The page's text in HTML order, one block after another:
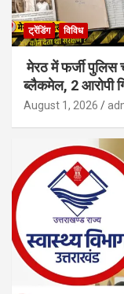
ट्रेंडिंग विविध
मेरठ में फर्जी पुलिस
ब्लैकमेल, 2 आरोपी
August 1, 2026